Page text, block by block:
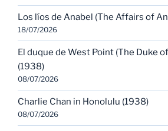
Los líos de Anabel (The Affairs of
18/07/2026
El duque de West Point (The Duke
(1938)
08/07/2026
Charlie Chan in Honolulu (1938)
08/07/2026